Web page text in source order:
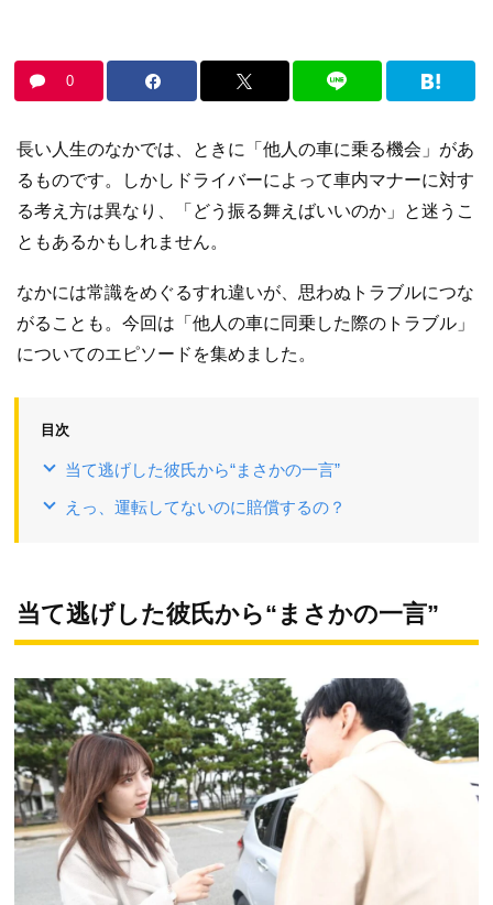
0
長い人生のなかでは、ときに「他人の車に乗る機会」があ
るものです。しかしドライバーによって車内マナーに対す
る考え方は異なり、「どう振る舞えばいいのか」と迷うこ
ともあるかもしれません。
なかには常識をめぐるすれ違いが、思わぬトラブルにつな
がることも。今回は「他人の車に同乗した際のトラブル」
についてのエピソードを集めました。
目次
当て逃げした彼氏から“まさかの一言”
えっ、運転してないのに賠償するの？
当て逃げした彼氏から“まさかの一言”